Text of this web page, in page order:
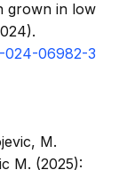
grown in low
024-06982-3
M.
M. (2025):